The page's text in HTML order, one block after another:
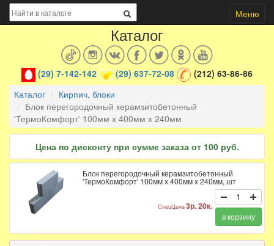
Меню
Каталог
(29) 7-142-142 (29) 637-72-08
(212) 63-86-86
Каталог
Кирпич, блоки
Блок перегородочный керамзитобетонный
'ТермоКомфорт' 100мм х 400мм х 240мм
Цена по дисконту при сумме заказа от 100 руб.
Блок перегородочный керамзитобетонный
'ТермоКомфорт' 100мм х 400мм х 240мм, шт
СпецЦена3р. 20к.
в корзину